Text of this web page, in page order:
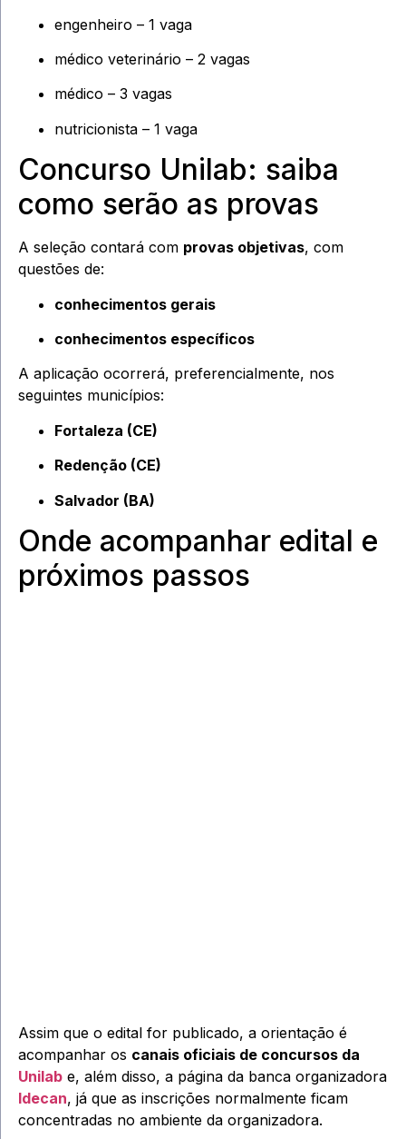
engenheiro – 1 vaga
médico veterinário – 2 vagas
médico – 3 vagas
nutricionista – 1 vaga
Concurso Unilab: saiba
como serão as provas
A seleção contará com provas objetivas, com
questões de:
conhecimentos gerais
conhecimentos específicos
A aplicação ocorrerá, preferencialmente, nos
seguintes municípios:
Fortaleza (CE)
Redenção (CE)
Salvador (BA)
Onde acompanhar edital e
próximos passos
Assim que o edital for publicado, a orientação é
acompanhar os canais oficiais de concursos da
Unilab e, além disso, a página da banca organizadora
Idecan, já que as inscrições normalmente ficam
concentradas no ambiente da organizadora.